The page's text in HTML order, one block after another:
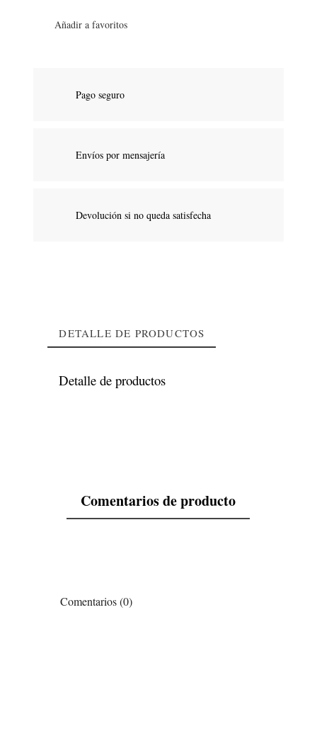
Añadir a favoritos
Pago seguro
Envíos por mensajería
Devolución si no queda satisfecha
DETALLE DE PRODUCTOS
Detalle de productos
Comentarios de producto
Comentarios (0)